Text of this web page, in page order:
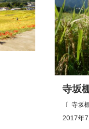
2017年
寺坂
寺坂